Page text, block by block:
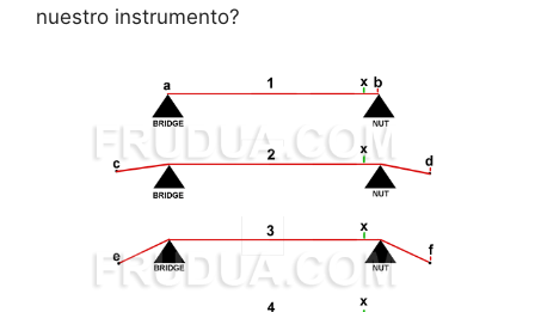
nuestro instrumento?